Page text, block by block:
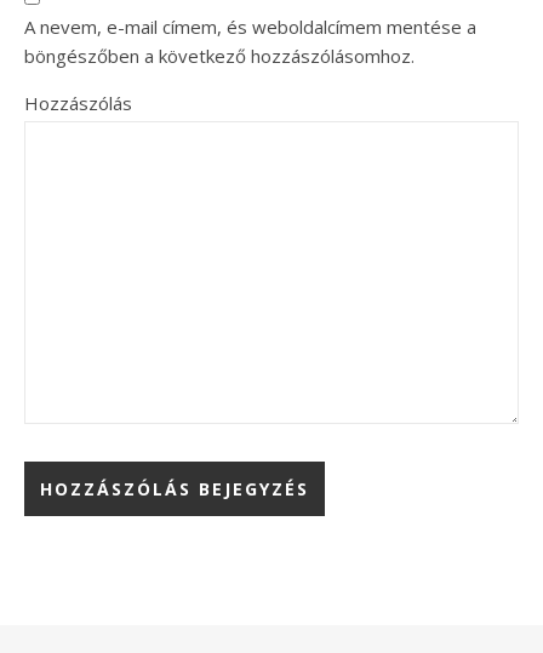
A nevem, e-mail címem, és weboldalcímem mentése a
böngészőben a következő hozzászólásomhoz.
Hozzászólás